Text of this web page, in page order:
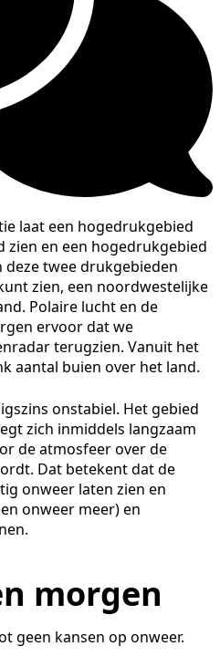
laat een hogedrukgebied
zien en een hogedrukgebied
deze twee drukgebieden
zien, een noordwestelijke
Polaire lucht en de
ervoor dat we
terugzien. Vanuit het
aantal buien over het land.
onstabiel. Het gebied
zich inmiddels langzaam
de atmosfeer over de
Dat betekent dat de
onweer laten zien en
onweer meer) en
morgen
geen kansen op onweer.